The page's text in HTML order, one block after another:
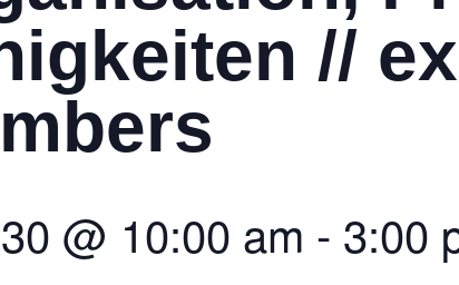
//
@ 10:00 am - 3:00